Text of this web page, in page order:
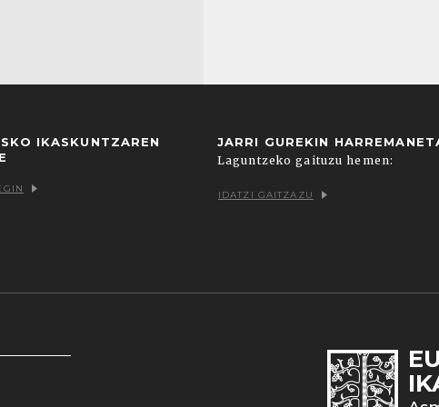
IKASKUNTZAREN
JARRI GUREKIN
Laguntzeko gaituzu hemen:
IDATZI GAITZAZU
zein hirugarrenenak. Hautatu nabigatzeko nahiago